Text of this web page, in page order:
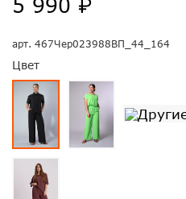
арт. 467Чер023988ВП_44_164
Цвет